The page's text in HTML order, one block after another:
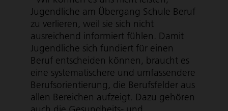
Jugendliche am Übergang Schule Beruf
zu verlieren, weil sie sich nicht
ausreichend informiert fühlen. Damit
Jugendliche sich fundiert für einen
Beruf entscheiden können, braucht es
eine syste­ma­ti­schere und umfassendere
Berufs­ori­en­tie­rung, die Berufsfelder aus
allen Bereichen aufzeigt. Dazu gehören